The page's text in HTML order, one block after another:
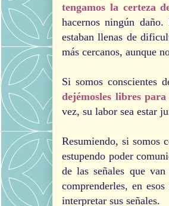
tengamos la certeza
hacernos ningún
estaban llenas de
más cercanos, aunque
Si somos conscientes
dejémosles libres
vez, su labor sea estar
Resumiendo, si somos
estupendo poder
de las señales que
comprenderles, en
interpretar sus señales.